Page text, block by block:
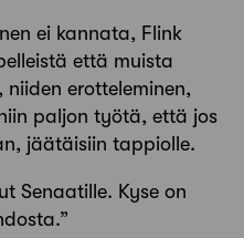
ei kannata, Flink
että muista
erotteleminen,
paljon työtä, että jos
jäätäisiin tappiolle.
Senaatille. Kyse on